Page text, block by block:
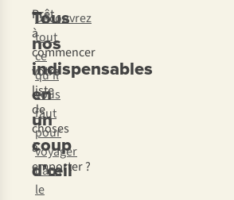
Tous
nos
indispensables
en
un
coup
d’œil
Prêt
à
commencer
votre
liste
de
choses
à
emporter ?
Découvrez
tout
ce
qu’il
vous
faut
pour
voyager
dans
le